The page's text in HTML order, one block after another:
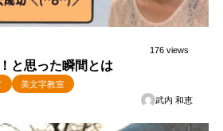
176 views
と思った瞬間とは
美文字教室
武内 和恵